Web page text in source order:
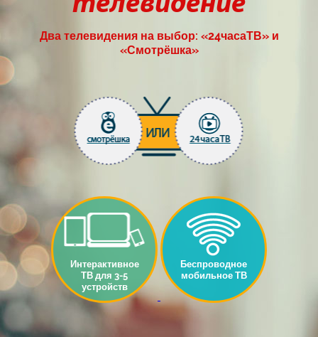
Два телевидения на выбор: «24часаТВ» и
«Смотрёшка»
Интерактивное
ТВ для 3-5
устройств
Беспроводное
мобильное ТВ